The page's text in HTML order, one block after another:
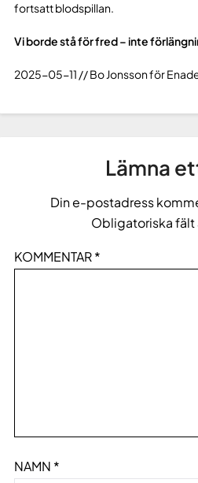
fortsatt blodspillan.
Vi borde stå för fred – inte
2025-05-11 // Bo Jonsson för
Lämna
Din e-postadress
Obligatoriska fält
KOMMENTAR*
NAMN *